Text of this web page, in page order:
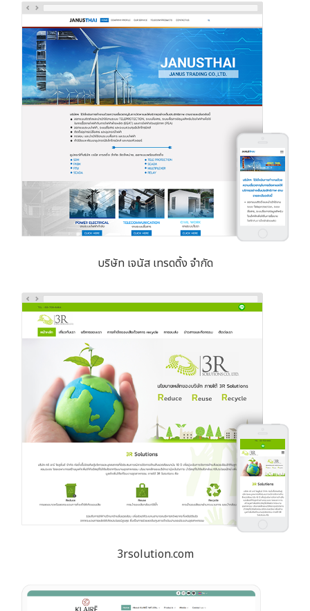
บริษัท เจนัส เทรดดิ้ง จำกัด
3rsolution.com